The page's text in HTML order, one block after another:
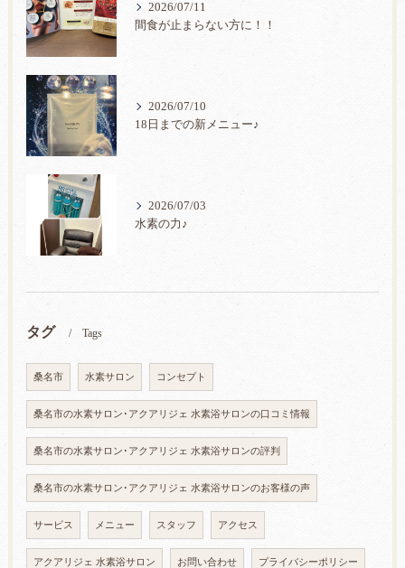
2026/07/11
間食が止まらない方に！！
2026/07/10
18日までの新メニュー♪
2026/07/03
水素の力♪
タグ Tags
桑名市 水素サロン コンセプト
桑名市の水素サロン･アクアリジェ 水素浴サロンの口コミ情報
桑名市の水素サロン･アクアリジェ 水素浴サロンの評判
桑名市の水素サロン･アクアリジェ 水素浴サロンのお客様の声
サービス メニュー スタッフ アクセス
アクアリジェ 水素浴サロン お問い合わせ プライバシーポリシー